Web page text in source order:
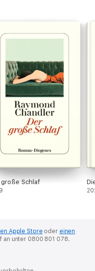
große Schlaf
Apple Store oder einen
an unter 0800 801 078.